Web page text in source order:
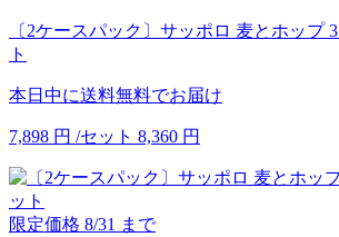
〔2ケースパック〕サッポロ 麦とホップ
ト
本日中に送料無料でお届け
7,898 円 /セット 8,360 円
限定価格 8/31 まで